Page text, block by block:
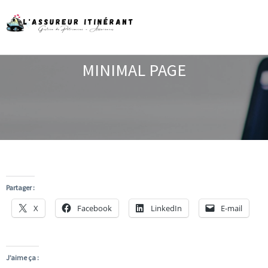
MINIMAL PAGE
Partager :
X Facebook LinkedIn E-mail
J’aime ça :